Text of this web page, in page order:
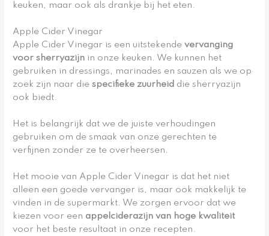
keuken, maar ook als drankje bij het eten.
Apple Cider Vinegar
Apple Cider Vinegar is een uitstekendevervanging
voor sherryazijn in onze keuken. We kunnen het
gebruiken in dressings, marinades en sauzen als we op
zoek zijn naar diespecifieke zuurheid die sherryazijn
ook biedt.
Het is belangrijk dat we de juiste verhoudingen
gebruiken om de smaak van onze gerechten te
verfijnen zonder ze te overheersen.
Het mooie van Apple Cider Vinegar is dat het niet
alleen een goede vervanger is, maar ook makkelijk te
vinden in de supermarkt. We zorgen ervoor dat we
kiezen voor een appelciderazijn van hoge kwaliteit
voor het beste resultaat in onze recepten.